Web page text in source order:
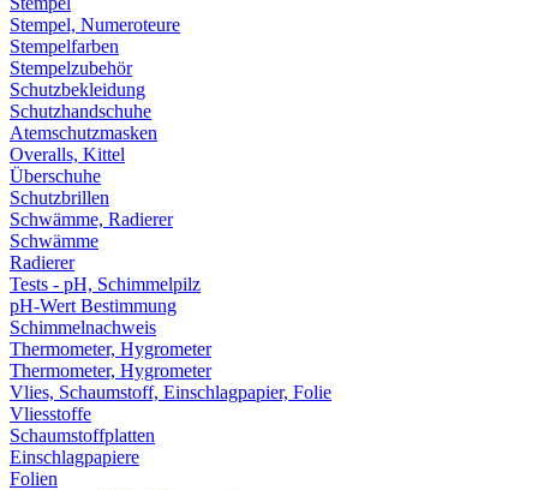
Stempel, Numeroteure
Stempelfarben
Stempelzubehör
Schutzbekleidung
Schutzhandschuhe
Atemschutzmasken
Overalls, Kittel
Überschuhe
Schutzbrillen
Schwämme, Radierer
Schwämme
Radierer
Tests - pH, Schimmelpilz
pH-Wert Bestimmung
Schimmelnachweis
Thermometer, Hygrometer
Thermometer, Hygrometer
Vlies, Schaumstoff, Einschlagpapier, Folie
Vliesstoffe
Schaumstoffplatten
Einschlagpapiere
Folien